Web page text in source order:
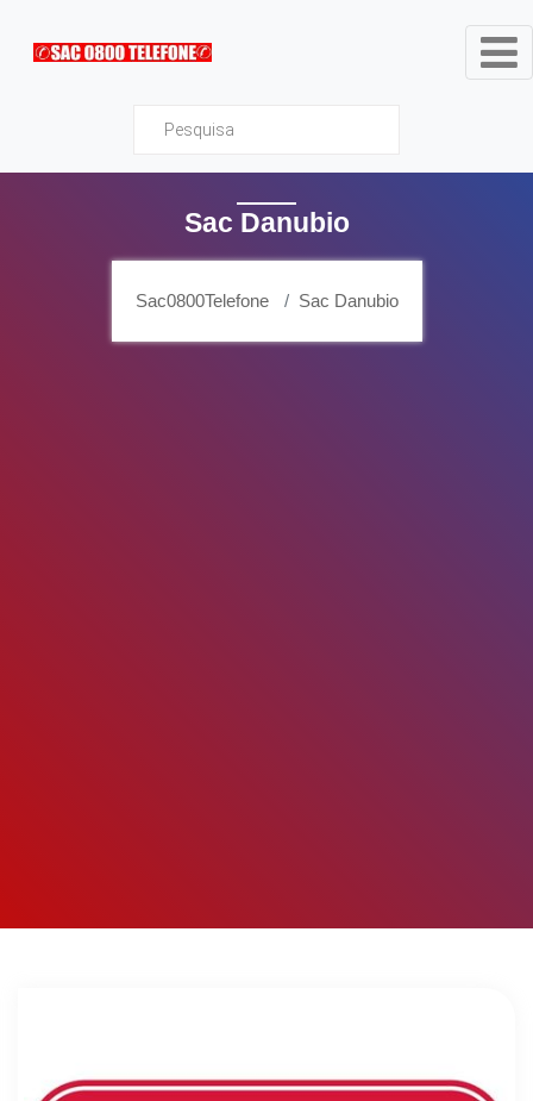
Sac0800Telefone
Sac Danubio
Sac0800Telefone Sac Danubio